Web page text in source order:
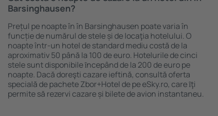
Barsinghausen?
Prețul pe noapte în în Barsinghausen poate varia în
funcție de numărul de stele și de locaţia hotelului. O
noapte într-un hotel de standard mediu costă de la
aproximativ 50 până la 100 de euro. Hotelurile de cinci
stele sunt disponibile ȋncepând de la 200 de euro pe
noapte. Dacă doreşti cazare ieftină, consultă oferta
specială de pachete Zbor+Hotel de pe eSky.ro, care ȋţi
permite să rezervi cazare și bilete de avion instantaneu.